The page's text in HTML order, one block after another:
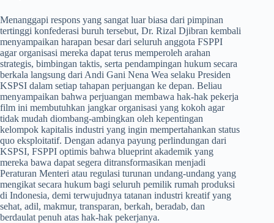
​Menanggapi respons yang sangat luar biasa dari pimpinan
tertinggi konfederasi buruh tersebut, Dr. Rizal Djibran kembali
menyampaikan harapan besar dari seluruh anggota FSPPI
agar organisasi mereka dapat terus memperoleh arahan
strategis, bimbingan taktis, serta pendampingan hukum secara
berkala langsung dari Andi Gani Nena Wea selaku Presiden
KSPSI dalam setiap tahapan perjuangan ke depan. Beliau
menyampaikan bahwa perjuangan membawa hak-hak pekerja
film ini membutuhkan jangkar organisasi yang kokoh agar
tidak mudah diombang-ambingkan oleh kepentingan
kelompok kapitalis industri yang ingin mempertahankan status
quo eksploitatif. Dengan adanya payung perlindungan dari
KSPSI, FSPPI optimis bahwa blueprint akademik yang
mereka bawa dapat segera ditransformasikan menjadi
Peraturan Menteri atau regulasi turunan undang-undang yang
mengikat secara hukum bagi seluruh pemilik rumah produksi
di Indonesia, demi terwujudnya tatanan industri kreatif yang
sehat, adil, makmur, transparan, berkah, beradab, dan
berdaulat penuh atas hak-hak pekerjanya.